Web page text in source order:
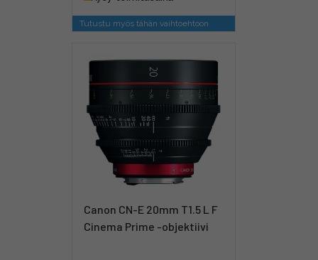
Tutustu myös tähän vaihtoehtoon
Canon CN-E 20mm T1.5 L F
Cinema Prime -objektiivi